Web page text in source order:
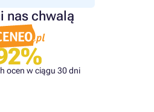
nas chwalą
ocen w ciągu 30 dni